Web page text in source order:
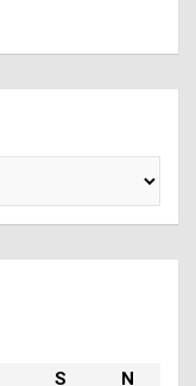
S
N